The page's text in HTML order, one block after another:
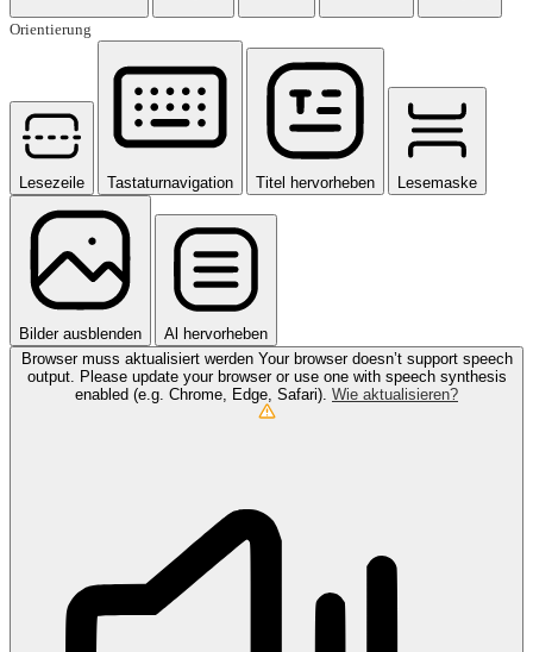
Orientierung
Lesezeile Tastaturnavigation Titel hervorheben Lesemaske
Bilder ausblenden
Al hervorheben
Browser muss aktualisiert werden Your browser doesn’t support speech
output. Please update your browser or use one with speech synthesis
enabled (e.g. Chrome, Edge, Safari). Wie aktualisieren?